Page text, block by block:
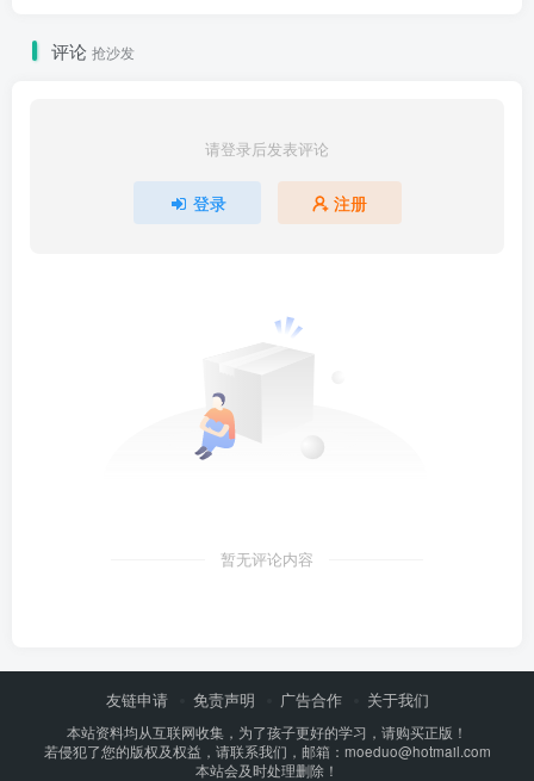
评论 抢沙发
请登录后发表评论
登录 注册
暂无评论内容
友链申请 免责声明 广告合作 关于我们
本站资料均从互联网收集，为了孩子更好的学习，请购买正版！
若侵犯了您的版权及权益，请联系我们，邮箱：moeduo@hotmail.com
本站会及时处理删除！